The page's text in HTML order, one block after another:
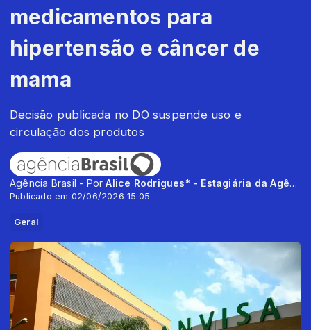
medicamentos para
hipertensão e câncer de
mama
Decisão publicada no DO suspende uso e
circulação dos produtos
Agência Brasil - PorAlice Rodrigues* - Estagiária da Agência Brasil
Publicado em 02/06/2026 15:05
Geral